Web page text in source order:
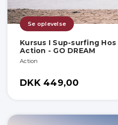
Se oplevelse
Kursus I Sup-surfing
Action - GO DREAM
Action
DKK 449,00